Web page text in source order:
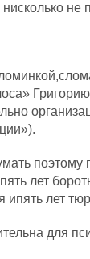
не
Григорию
поэтому
лет
ипять лет
для